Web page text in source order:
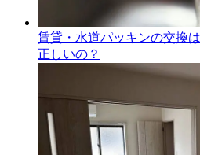
賃貸・水道パッキンの交換
正しいの？